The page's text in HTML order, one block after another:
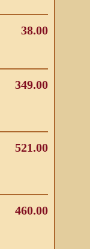
38.00
349.00
521.00
460.00